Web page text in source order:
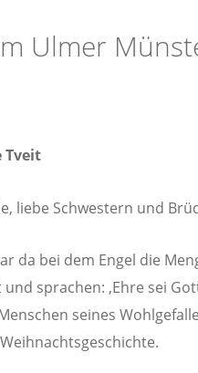
Ulmer
Tveit
liebe Schwestern und
da bei dem Engel die
sprachen: ‚Ehre sei
seines